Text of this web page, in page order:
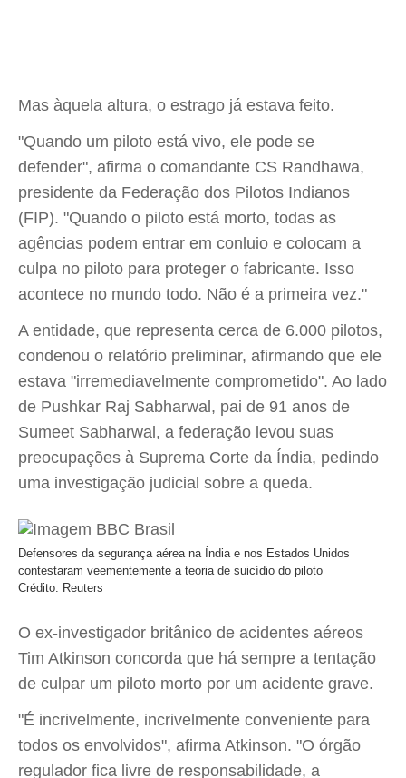
Mas àquela altura, o estrago já estava feito.
"Quando um piloto está vivo, ele pode se
defender", afirma o comandante CS Randhawa,
presidente da Federação dos Pilotos Indianos
(FIP). "Quando o piloto está morto, todas as
agências podem entrar em conluio e colocam a
culpa no piloto para proteger o fabricante. Isso
acontece no mundo todo. Não é a primeira vez."
A entidade, que representa cerca de 6.000 pilotos,
condenou o relatório preliminar, afirmando que ele
estava "irremediavelmente comprometido". Ao lado
de Pushkar Raj Sabharwal, pai de 91 anos de
Sumeet Sabharwal, a federação levou suas
preocupações à Suprema Corte da Índia, pedindo
uma investigação judicial sobre a queda.
Defensores da segurança aérea na Índia e nos Estados Unidos
contestaram veementemente a teoria de suicídio do piloto
Crédito: Reuters
O ex-investigador britânico de acidentes aéreos
Tim Atkinson concorda que há sempre a tentação
de culpar um piloto morto por um acidente grave.
"É incrivelmente, incrivelmente conveniente para
todos os envolvidos", afirma Atkinson. "O órgão
regulador fica livre de responsabilidade, a